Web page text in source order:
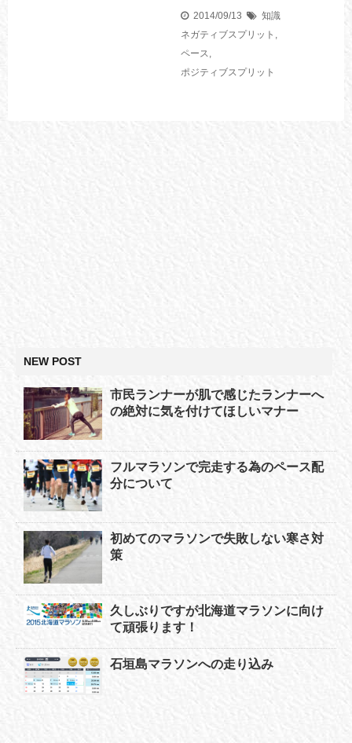
2014/09/13
知識
ネガティブスプリット ,
ペース,
ポジティブスプリット
NEW POST
市民ランナーが肌で感じたランナーへ
の絶対に気を付けてほしいマナー
フルマラソンで完走する為のペース配
分について
初めてのマラソンで失敗しない寒さ対
策
久しぶりですが北海道マラソンに向け
て頑張ります！
石垣島マラソンへの走り込み